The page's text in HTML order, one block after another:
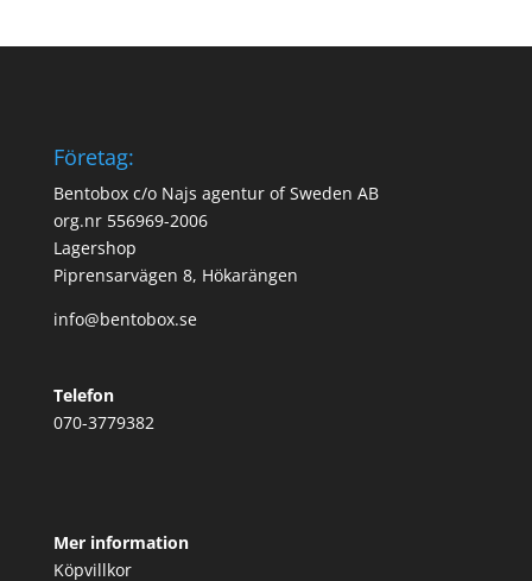
Företag:
Bentobox c/o Najs agentur of Sweden AB
org.nr 556969-2006
Lagershop
Piprensarvägen 8, Hökarängen
info@bentobox.se
Telefon
070-3779382
Mer information
Köpvillkor